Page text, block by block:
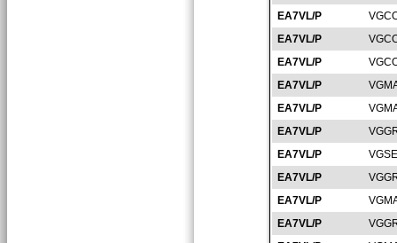
EA7VL/P
EA7VL/P
EA7VL/P
EA7VL/P
EA7VL/P
EA7VL/P
EA7VL/P
EA7VL/P
EA7VL/P
EA7VL/P